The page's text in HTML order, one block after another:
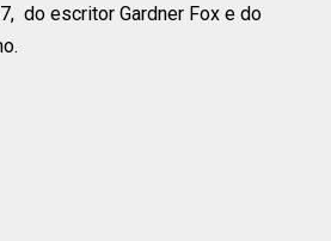
do escritor Gardner Fox e do